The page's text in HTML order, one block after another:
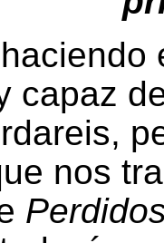
capaz
nos